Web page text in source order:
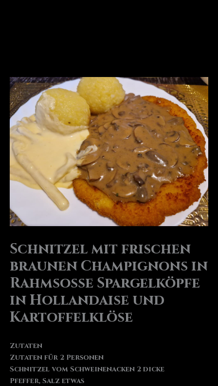
Schnitzel mit frischen
braunen Champignons in
Rahmsoße Spargelköpfe
in Hollandaise und
Kartoffelklöse
Zutaten
Zutaten für 2 Personen
Schnitzel vom Schweinenacken 2 dicke
Pfeffer, Salz etwas